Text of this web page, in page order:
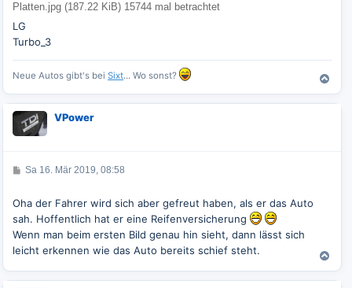
Platten.jpg (187.22 KiB) 15744 mal betrachtet
LG
Turbo_3
Neue Autos gibt's bei Sixt... Wo sonst?
N
a
VPower
B
t
r
a
g
Sa 16. Mär 2019, 08:58
Oha der Fahrer wird sich aber gefreut haben, als er das Auto
sah. Hoffentlich hat er eine Reifenversicherung
Wenn man beim ersten Bild genau hin sieht, dann lässt sich
leicht erkennen wie das Auto bereits schief steht.
N
a